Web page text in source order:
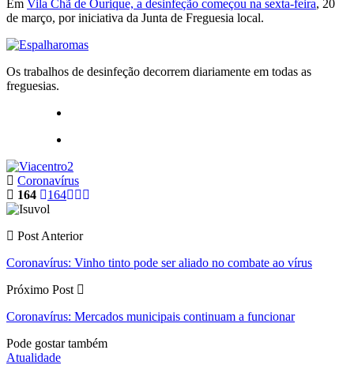
Em Vila Chã de Ourique, a desinfeção começou na sexta-feira, 20
de março, por iniciativa da Junta de Freguesia local.
Os trabalhos de desinfeção decorrem diariamente em todas as
freguesias.
Coronavírus
164
164
Post Anterior
Coronavírus: Vinho tinto pode ser aliado no combate ao vírus
Próximo Post
Coronavírus: Mercados municipais continuam a funcionar
Pode gostar também
Atualidade